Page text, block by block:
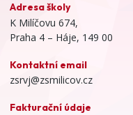
Adresa školy
K Milíčovu 674,
Praha 4 – Háje, 149 00
Kontaktní email
zsrvj@zsmilicov.cz
Fakturační údaje